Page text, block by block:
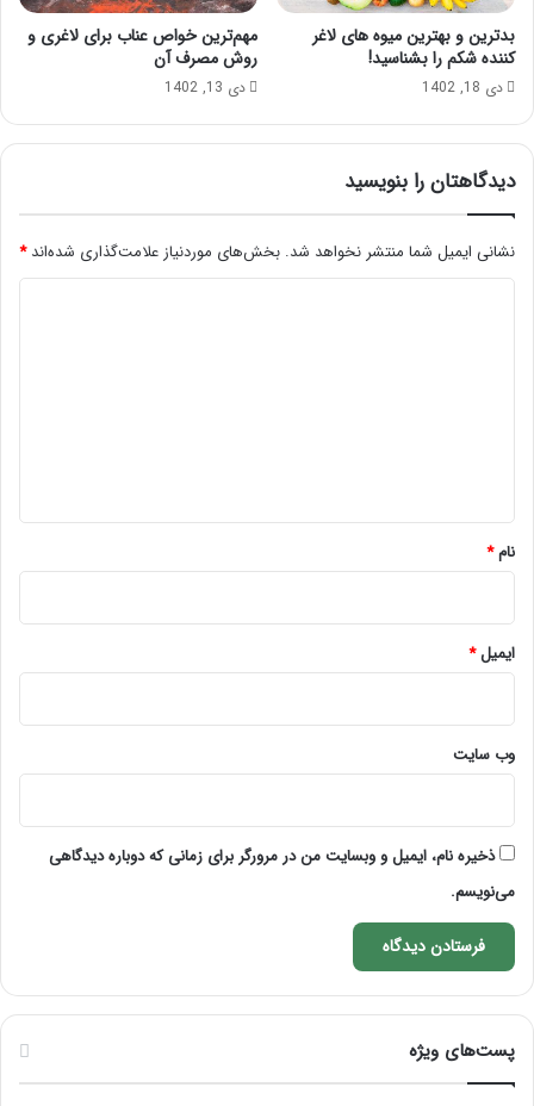
بدترین و بهترین میوه های لاغر
کننده شکم را بشناسید!
دی 18, 1402
مهم‌ترین خواص عناب برای لاغری و
روش مصرف آن
دی 13, 1402
دیدگاهتان را بنویسید
نشانی ایمیل شما منتشر نخواهد شد. بخش‌های موردنیاز علامت‌گذاری شده‌اند*
نام*
ایمیل*
وب‌ سایت
ذخیره نام، ایمیل و وبسایت من در مرورگر برای زمانی که دوباره دیدگاهی
می‌نویسم.
پست‌های ویژه